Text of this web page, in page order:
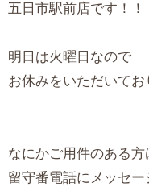
五日市駅前店です！！
明日は火曜日なので
お休みをいただいてお
なにかご用件のある方
留守番電話にメッセー